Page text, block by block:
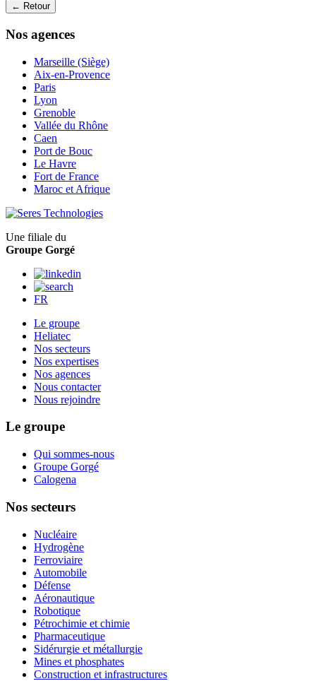
← Retour
Nos agences
Marseille (Siège)
Aix-en-Provence
Paris
Lyon
Grenoble
Vallée du Rhône
Caen
Port de Bouc
Le Havre
Fort de France
Maroc et Afrique
Une filiale du
Groupe Gorgé
FR
Le groupe
Heliatec
Nos secteurs
Nos expertises
Nos agences
Nous contacter
Nous rejoindre
Le groupe
Qui sommes-nous
Groupe Gorgé
Calogena
Nos secteurs
Nucléaire
Hydrogène
Ferroviaire
Automobile
Défense
Aéronautique
Robotique
Pétrochimie et chimie
Pharmaceutique
Sidérurgie et métallurgie
Mines et phosphates
Construction et infrastructures